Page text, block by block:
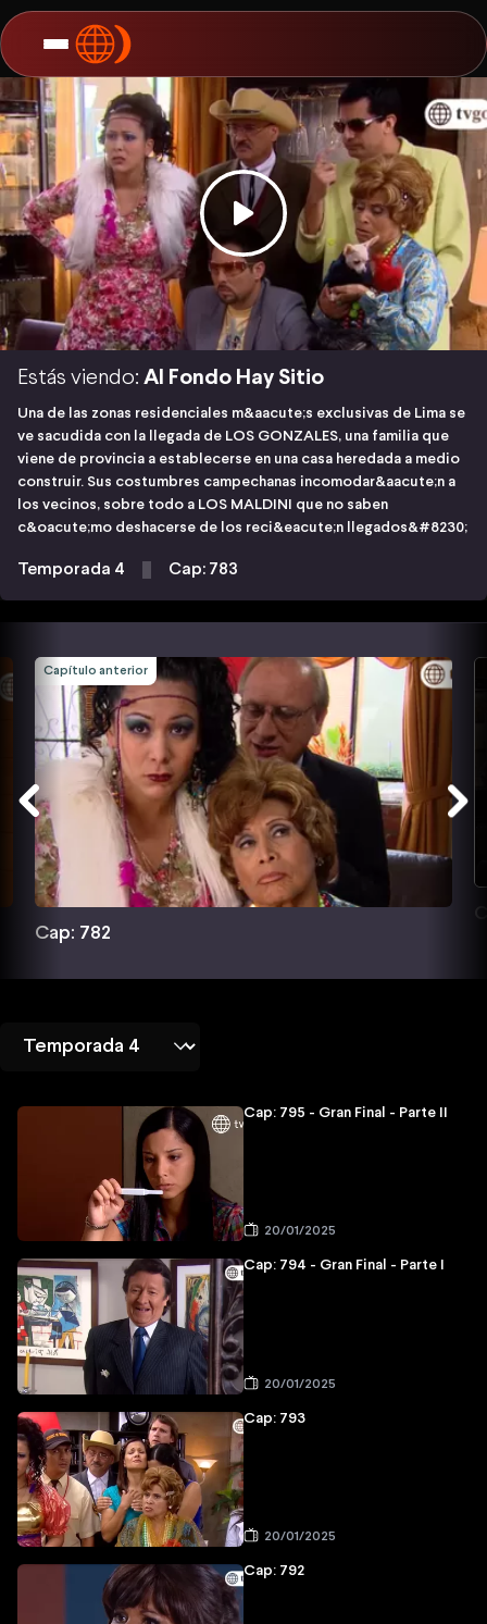
Estás viendo: Al Fondo Hay Sitio
Una de las zonas residenciales m&aacute;s exclusivas de Lima se
ve sacudida con la llegada de LOS GONZALES, una familia que
viene de provincia a establecerse en una casa heredada a medio
construir. Sus costumbres campechanas incomodar&aacute;n a
los vecinos, sobre todo a LOS MALDINI que no saben
c&oacute;mo deshacerse de los reci&eacute;n llegados&#8230;
Temporada 4 Cap: 783
Capítulo anterior
Cap: 782
Cap: 795 - Gran Final - Parte II
20/01/2025
Cap: 794 - Gran Final - Parte I
20/01/2025
Cap: 793
20/01/2025
Cap: 792